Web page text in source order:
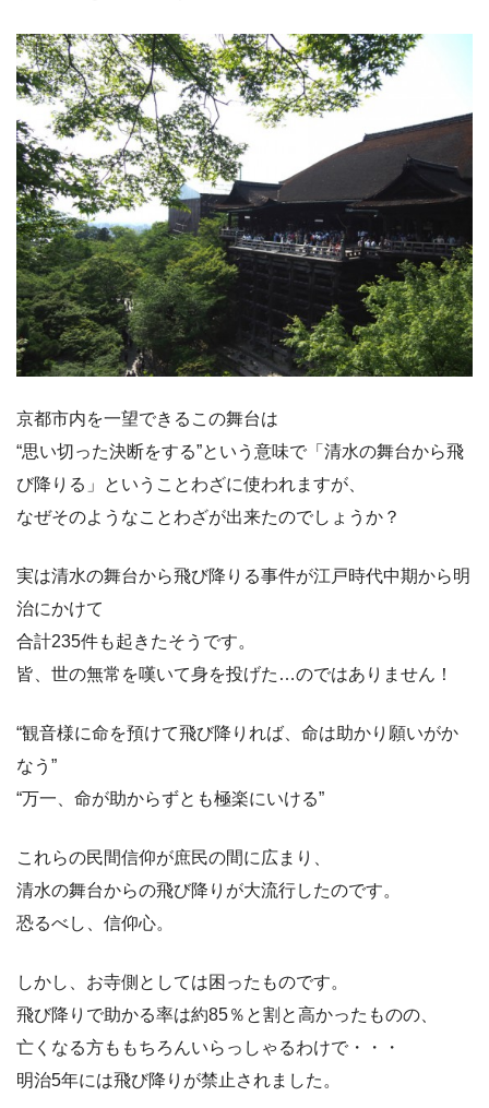
京都市内を一望できるこの舞台は
“思い切った決断をする”という意味で「清水の舞台から飛
び降りる」ということわざに使われますが、
なぜそのようなことわざが出来たのでしょうか？
実は清水の舞台から飛び降りる事件が江戸時代中期から明
治にかけて
合計235件も起きたそうです。
皆、世の無常を嘆いて身を投げた…のではありません！
“観音様に命を預けて飛び降りれば、命は助かり願いがか
なう”
“万一、命が助からずとも極楽にいける”
これらの民間信仰が庶民の間に広まり、
清水の舞台からの飛び降りが大流行したのです。
恐るべし、信仰心。
しかし、お寺側としては困ったものです。
飛び降りで助かる率は約85％と割と高かったものの、
亡くなる方ももちろんいらっしゃるわけで・・・
明治5年には飛び降りが禁止されました。